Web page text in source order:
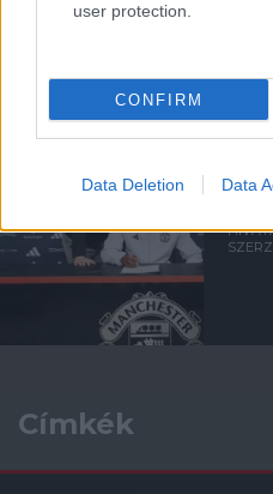
user protection.
CONFIRM
Data Deletion Data
Címkék